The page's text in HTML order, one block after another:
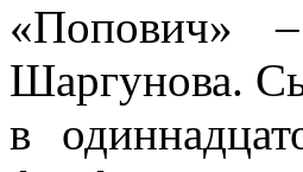
«Попович»
Шаргунова.
в